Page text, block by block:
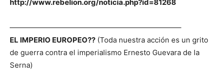
http://www.rebelion.org/noticia.php?id=81268
———————————————————————–
EL IMPERIO EUROPEO?? (Toda nuestra acción es un grito
de guerra contra el imperialismo Ernesto Guevara de la
Serna)